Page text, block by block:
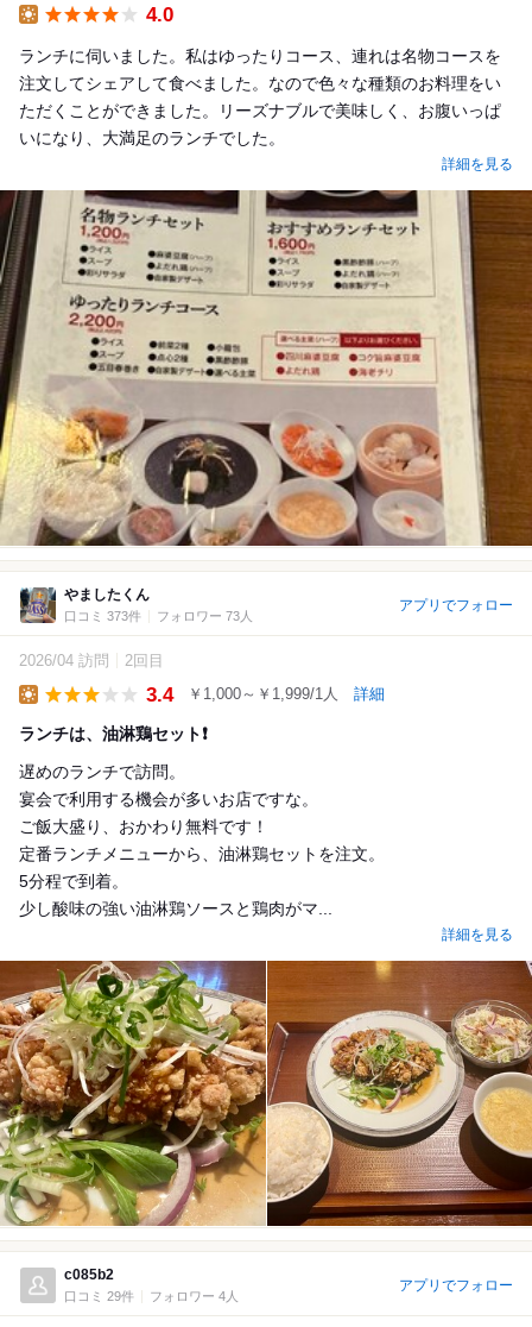
4.0
ランチに伺いました。私はゆったりコース、連れは名物コースを
注文してシェアして食べました。なので色々な種類のお料理をい
ただくことができました。リーズナブルで美味しく、お腹いっぱ
いになり、大満足のランチでした。
詳細を見る
やましたくん
口コミ 373件 フォロワー 73人
アプリでフォロー
2026/04 訪問 2回目
3.4 ￥1,000～￥1,999/1人 詳細
ランチは、油淋鶏セット❗️
遅めのランチで訪問。
宴会で利用する機会が多いお店ですな。
ご飯大盛り、おかわり無料です！
定番ランチメニューから、油淋鶏セットを注文。
5分程で到着。
少し酸味の強い油淋鶏ソースと鶏肉がマ...
詳細を見る
c085b2
口コミ 29件 フォロワー 4人
アプリでフォロー